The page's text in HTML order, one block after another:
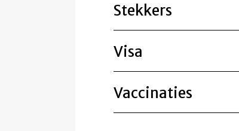
Stekkers
Visa
Vaccinaties